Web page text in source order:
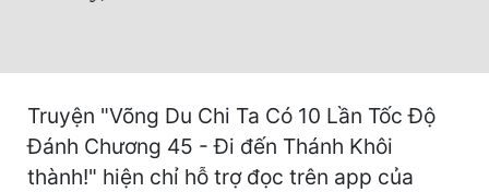
Hài Hước
Hệ Thống
Học Đường
Truyện "Võng Du Chi Ta Có 10 Lần Tốc Độ
Đánh Chương 45 - Đi đến Thánh Khôi
thành!" hiện chỉ hỗ trợ đọc trên app của